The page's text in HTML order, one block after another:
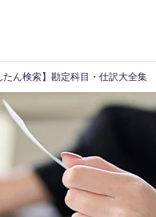
たん検索】勘定科目・仕訳大全集